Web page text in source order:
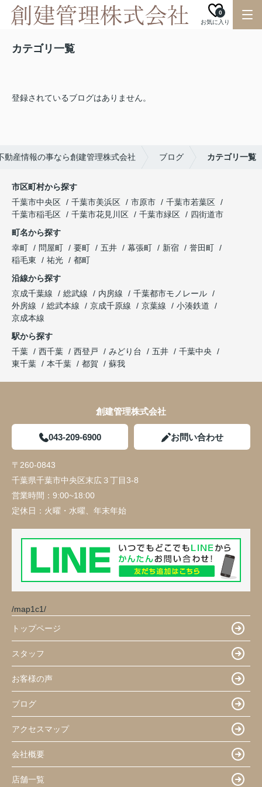
お気に入り
0
カテゴリ一覧
登録されているブログはありません。
動産情報の事なら創建管理株式会社 ブログ カテゴリ一覧
市区町村から探す
千葉市中央区
千葉市美浜区 市原市
千葉市若葉区
千葉市稲毛区
千葉市花見川区 千葉市緑区
四街道市
町名から探す
幸町
問屋町 要町 五井 幕張町 新宿
誉田町
稲毛東
祐光
都町
沿線から探す
京成千葉線
総武線 内房線
千葉都市モノレール
外房線
総武本線 京成千原線 京葉線
小湊鉄道
京成本線
駅から探す
千葉
西千葉 西登戸 みどり台 五井
千葉中央
東千葉
本千葉 都賀 蘇我
創建管理株式会社
043-209-6900 お問い合わせ
〒260-0843
千葉県千葉市中央区末広３丁目3-8
営業時間： 9:00~18:00
定休日： 火曜・水曜、年末年始
/map1c1/
トップページ
スタッフ
お客様の声
ブログ
アクセスマップ
会社概要
店舗一覧